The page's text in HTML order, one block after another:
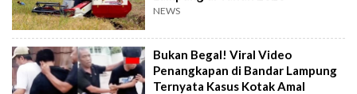
NEWS
Bukan Begal! Viral Video
Penangkapan di Bandar Lampung
Ternyata Kasus Kotak Amal